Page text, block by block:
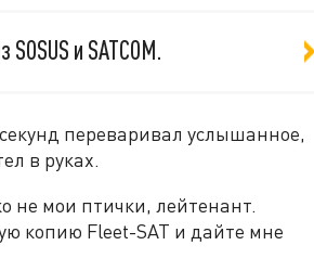
и SATCOM.
переваривал услышанное,
в руках.
не мои птички, лейтенант.
копию Fleet-SAT и дайте мне